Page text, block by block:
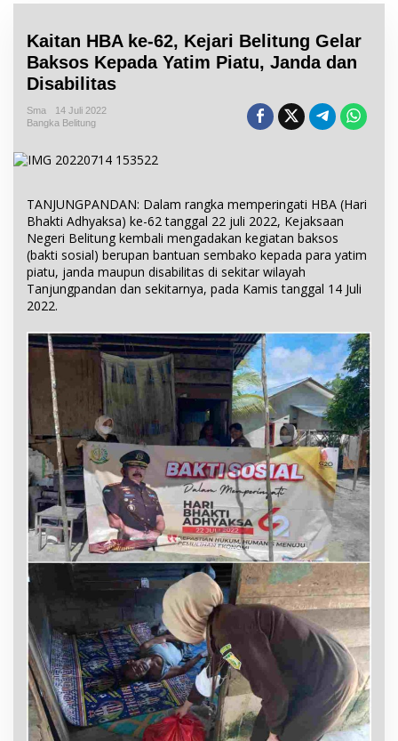
Kaitan HBA ke-62, Kejari Belitung Gelar
Baksos Kepada Yatim Piatu, Janda dan
Disabilitas
Sma
14 Juli 2022
Bangka Belitung
TANJUNGPANDAN: Dalam rangka memperingati HBA (Hari
Bhakti Adhyaksa) ke-62 tanggal 22 juli 2022, Kejaksaan
Negeri Belitung kembali mengadakan kegiatan baksos
(bakti sosial) berupan bantuan sembako kepada para yatim
piatu, janda maupun disabilitas di sekitar wilayah
Tanjungpandan dan sekitarnya, pada Kamis tanggal 14 Juli
2022.